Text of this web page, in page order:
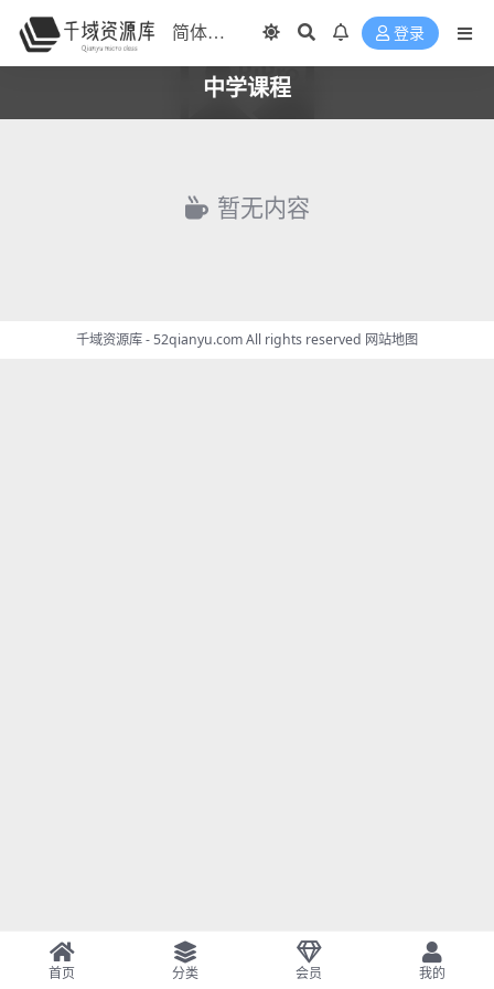
登录
中学课程
暂无内容
千域资源库 - 52qianyu.com All rights reserved 网站地图
首页 分类 会员 我的